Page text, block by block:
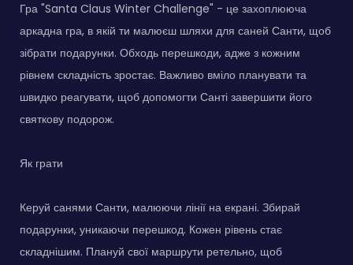
Гра "Santa Claus Winter Challenge" - це захоплююча
аркадна гра, в якій ти малюєш шляхи для саней Санти, щоб
зібрати подарунки. Обходь перешкоди, адже з кожним
рівнем складність зростає. Важливо вміло планувати та
швидко реагувати, щоб допомогти Санті завершити його
святкову подорож.
Як грати
Керуй санями Санти, малюючи лінії на екрані. Збирай
подарунки, уникаючи перешкод. Кожен рівень стає
складнішим. Плануй свої маршрути ретельно, щоб